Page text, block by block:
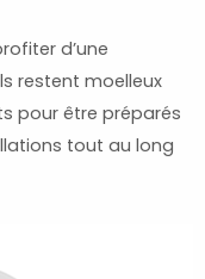
d’une
restent moelleux
pour être préparés
tout au long